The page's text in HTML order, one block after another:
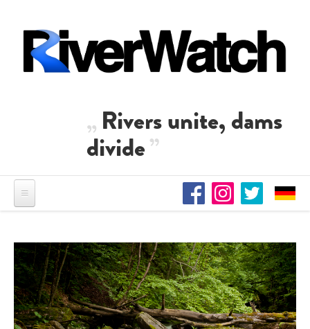
Rivers unite, dams
divide